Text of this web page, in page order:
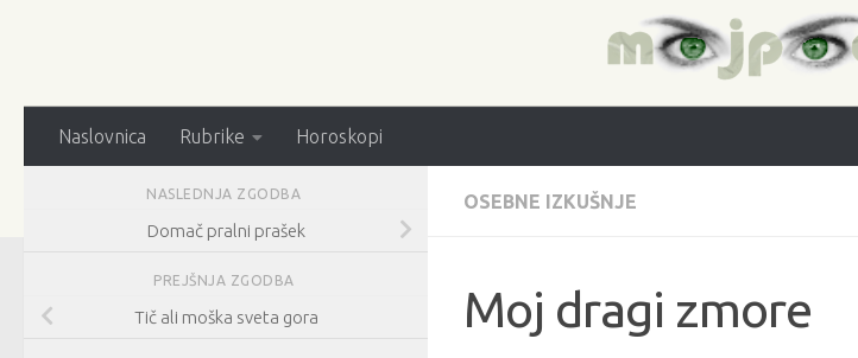
Naslovnica Rubrike Horoskopi
OSEBNE IZKUŠNJE
Moj dragi zmore
NASLEDNJA ZGODBA
Domač pralni prašek
PREJŠNJA ZGODBA
Tič ali moška sveta gora